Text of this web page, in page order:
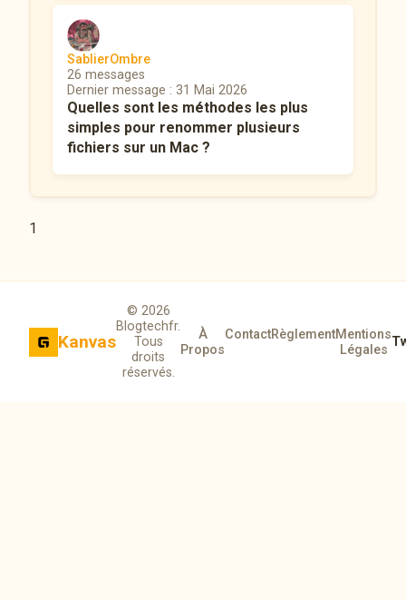
Quelles sont les méthodes les plus
simples pour renommer plusieurs
fichiers sur un Mac ?
SablierOmbre
26 messages
Dernier message : 31 Mai 2026
1
Kanvas
© 2026
Blogtechfr.
Tous
droits
réservés.
À
Propos
ContactRèglementMentions
Légales